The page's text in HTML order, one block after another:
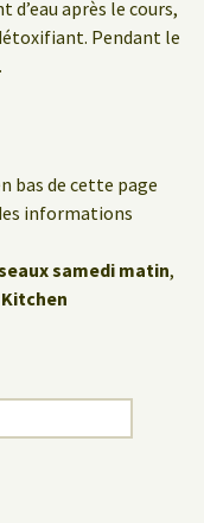
après le cours,
Pendant le
bas de cette page
informations
samedi matin,